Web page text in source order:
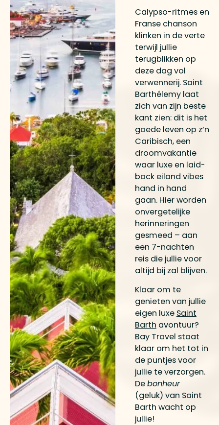
Calypso-ritmes en
Franse chanson
klinken in de verte
terwijl jullie
terugblikken op
deze dag vol
verwennerij. Saint
Barthélemy laat
zich van zijn beste
kant zien: dit is het
goede leven op z’n
Caribisch, een
droomvakantie
waar luxe en laid-
back eiland vibes
hand in hand
gaan. Hier worden
onvergetelijke
herinneringen
gesmeed – aan
een 7-nachten
reis die jullie voor
altijd bij zal blijven.
Klaar om te
genieten van jullie
eigen luxe Saint
Barth avontuur?
Bay Travel staat
klaar om het tot in
de puntjes voor
jullie te verzorgen.
Debonheur
(geluk) van Saint
Barth wacht op
jullie!